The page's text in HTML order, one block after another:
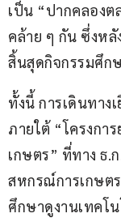
เป็น “ปากคลองต
คล้าย ๆ กัน ซึ่งห
สิ้นสุดกิจกรรมศึก
ทั้งนี้ การเดินทาง
ภายใต้ “โครงกา
เกษตร” ที่ทาง ธ.
สหกรณ์การเกษต
ศึกษาดูงานเทคโ